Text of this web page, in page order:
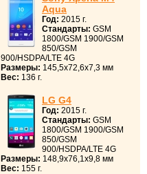
Aqua
Год: 2015 г.
Стандарты: GSM
1800/GSM 1900/GSM
850/GSM
900/HSDPA/LTE 4G
Размеры: 145,5x72,6x7,3 мм
Вес: 136 г.
LG G4
Год: 2015 г.
Стандарты: GSM
1800/GSM 1900/GSM
850/GSM
900/HSDPA/LTE 4G
Размеры: 148,9x76,1x9,8 мм
Вес: 155 г.